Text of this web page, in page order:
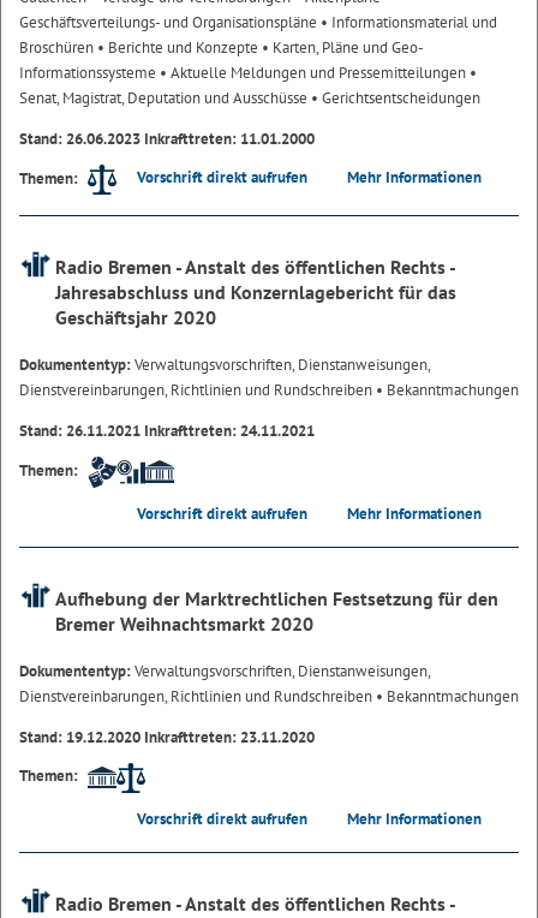
Geschäftsverteilungs- und Organisationspläne • Informationsmaterial und
Broschüren • Berichte und Konzepte • Karten, Pläne und Geo-
Informationssysteme • Aktuelle Meldungen und Pressemitteilungen •
Senat, Magistrat, Deputation und Ausschüsse • Gerichtsentscheidungen
Stand: 26.06.2023 Inkrafttreten: 11.01.2000
Themen:
Vorschrift direkt aufrufen Mehr Informationen
Radio Bremen - Anstalt des öffentlichen Rechts -
Jahresabschluss und Konzernlagebericht für das
Geschäftsjahr 2020
Dokumententyp:Verwaltungsvorschriften, Dienstanweisungen,
Dienstvereinbarungen, Richtlinien und Rundschreiben • Bekanntmachungen
Stand: 26.11.2021 Inkrafttreten: 24.11.2021
Themen:
Vorschrift direkt aufrufen Mehr Informationen
Aufhebung der Marktrechtlichen Festsetzung für den
Bremer Weihnachtsmarkt 2020
Dokumententyp:Verwaltungsvorschriften, Dienstanweisungen,
Dienstvereinbarungen, Richtlinien und Rundschreiben • Bekanntmachungen
Stand: 19.12.2020 Inkrafttreten: 23.11.2020
Themen:
Vorschrift direkt aufrufen Mehr Informationen
Radio Bremen - Anstalt des öffentlichen Rechts -